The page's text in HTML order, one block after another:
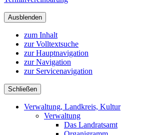
Ausblenden
zum Inhalt
zur Volltextsuche
zur Hauptnavigation
zur Navigation
zur Servicenavigation
Schließen
Verwaltung, Landkreis, Kultur
Verwaltung
Das Landratsamt